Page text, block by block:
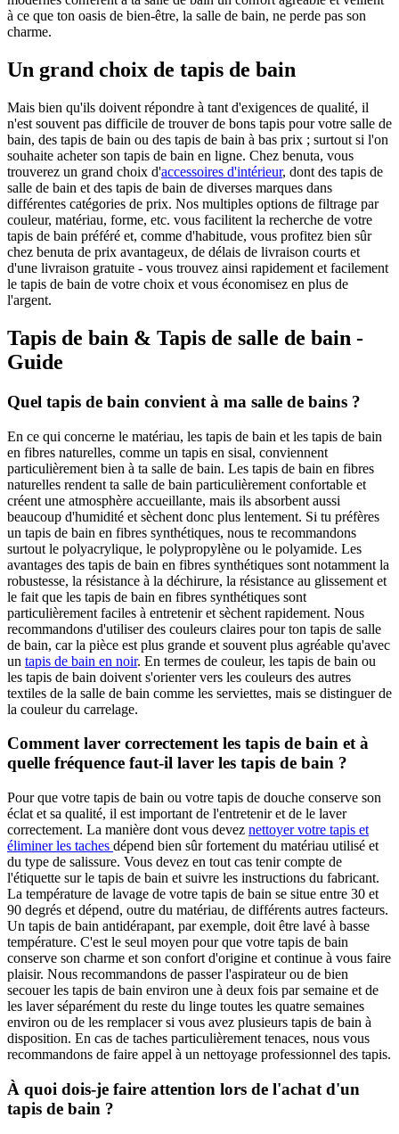
à ce que ton oasis de bien-être, la salle de bain, ne perde pas son
charme.
Un grand choix de tapis de bain
Mais bien qu'ils doivent répondre à tant d'exigences de qualité, il
n'est souvent pas difficile de trouver de bons tapis pour votre salle de
bain, des tapis de bain ou des tapis de bain à bas prix ; surtout si l'on
souhaite acheter son tapis de bain en ligne. Chez benuta, vous
trouverez un grand choix d'accessoires d'intérieur, dont des tapis de
salle de bain et des tapis de bain de diverses marques dans
différentes catégories de prix. Nos multiples options de filtrage par
couleur, matériau, forme, etc. vous facilitent la recherche de votre
tapis de bain préféré et, comme d'habitude, vous profitez bien sûr
chez benuta de prix avantageux, de délais de livraison courts et
d'une livraison gratuite - vous trouvez ainsi rapidement et facilement
le tapis de bain de votre choix et vous économisez en plus de
l'argent.
Tapis de bain & Tapis de salle de bain -
Guide
Quel tapis de bain convient à ma salle de bains ?
En ce qui concerne le matériau, les tapis de bain et les tapis de bain
en fibres naturelles, comme un tapis en sisal, conviennent
particulièrement bien à ta salle de bain. Les tapis de bain en fibres
naturelles rendent ta salle de bain particulièrement confortable et
créent une atmosphère accueillante, mais ils absorbent aussi
beaucoup d'humidité et sèchent donc plus lentement. Si tu préfères
un tapis de bain en fibres synthétiques, nous te recommandons
surtout le polyacrylique, le polypropylène ou le polyamide. Les
avantages des tapis de bain en fibres synthétiques sont notamment la
robustesse, la résistance à la déchirure, la résistance au glissement et
le fait que les tapis de bain en fibres synthétiques sont
particulièrement faciles à entretenir et sèchent rapidement. Nous
recommandons d'utiliser des couleurs claires pour ton tapis de salle
de bain, car la pièce est plus grande et souvent plus agréable qu'avec
un tapis de bain en noir. En termes de couleur, les tapis de bain ou
les tapis de bain doivent s'orienter vers les couleurs des autres
textiles de la salle de bain comme les serviettes, mais se distinguer de
la couleur du carrelage.
Comment laver correctement les tapis de bain et à
quelle fréquence faut-il laver les tapis de bain ?
Pour que votre tapis de bain ou votre tapis de douche conserve son
éclat et sa qualité, il est important de l'entretenir et de le laver
correctement. La manière dont vous devez nettoyer votre tapis et
éliminer les taches dépend bien sûr fortement du matériau utilisé et
du type de salissure. Vous devez en tout cas tenir compte de
l'étiquette sur le tapis de bain et suivre les instructions du fabricant.
La température de lavage de votre tapis de bain se situe entre 30 et
90 degrés et dépend, outre du matériau, de différents autres facteurs.
Un tapis de bain antidérapant, par exemple, doit être lavé à basse
température. C'est le seul moyen pour que votre tapis de bain
conserve son charme et son confort d'origine et continue à vous faire
plaisir. Nous recommandons de passer l'aspirateur ou de bien
secouer les tapis de bain environ une à deux fois par semaine et de
les laver séparément du reste du linge toutes les quatre semaines
environ ou de les remplacer si vous avez plusieurs tapis de bain à
disposition. En cas de taches particulièrement tenaces, nous vous
recommandons de faire appel à un nettoyage professionnel des tapis.
À quoi dois-je faire attention lors de l'achat d'un
tapis de bain ?